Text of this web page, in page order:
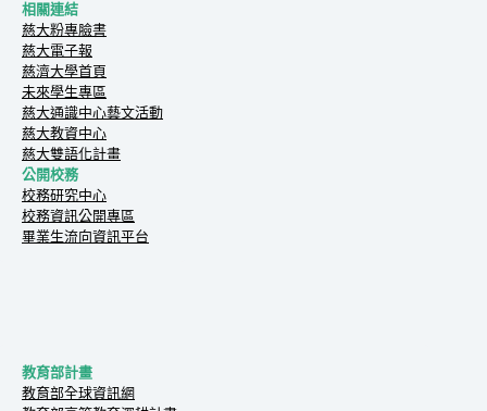
相關連結
慈大粉專臉書
慈大電子報
慈濟大學首頁
未來學生專區
慈大通識中心藝文活動
慈大教資中心
慈大雙語化計畫
公開校務
校務研究中心
校務資訊公開專區
畢業生流向資訊平台
教育部計畫
教育部全球資訊網